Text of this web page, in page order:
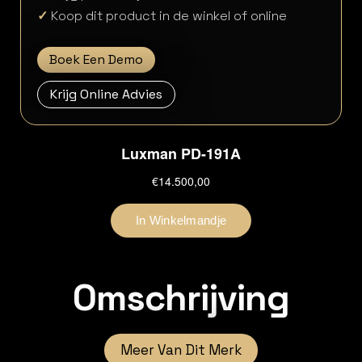
✓ Koop dit product in de winkel of online
Boek Een Demo
Krijg Online Advies
Omschrijving
Meer Van Dit Merk